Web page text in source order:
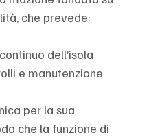
che prevede:
dell’isola
e manutenzione
per la sua
che la funzione di